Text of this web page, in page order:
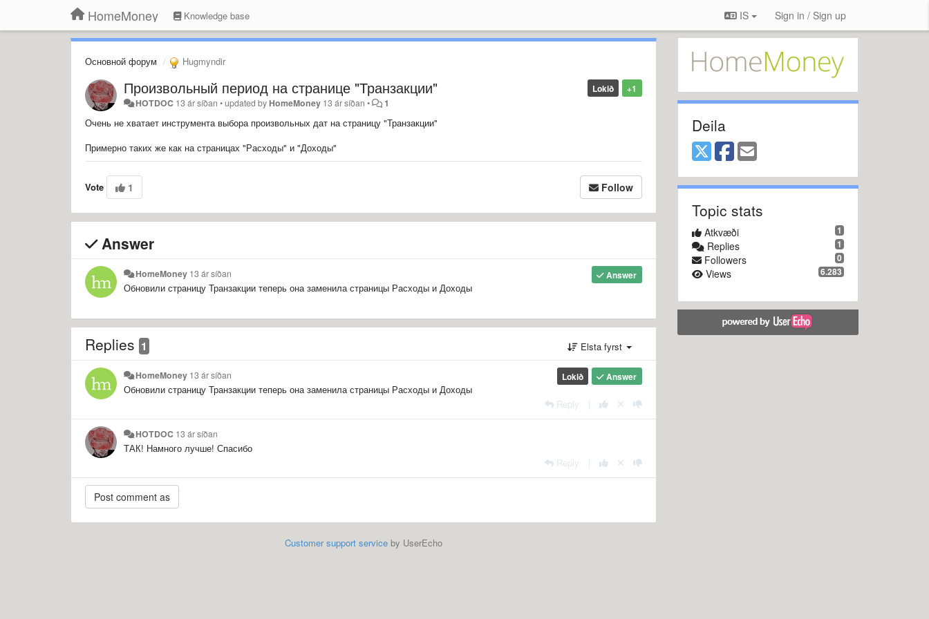
HomeMoney Knowledge base IS Sign in / Sign up
Основной форум Hugmyndir
+1
Lokið
Произвольный период на странице "Транзакции"
HOTDOC 13 ár síðan •updated by HomeMoney 13 ár síðan • 1
Очень не хватает инструмента выбора произвольных дат на страницу "Транзакции"
Примерно таких же как на страницах "Расходы" и "Доходы"
Vote 1 Follow
Answer
Answer
HomeMoney 13 ár síðan
Обновили страницу Транзакции теперь она заменила страницы Расходы и Доходы
Replies 1 Elsta fyrst
Answer
Lokið
HomeMoney 13 ár síðan
Обновили страницу Транзакции теперь она заменила страницы Расходы и Доходы
Reply
HOTDOC 13 ár síðan
ТАК! Намного лучше! Спасибо
Reply
Customer support serviceby UserEcho
Deila
Topic stats
1
Atkvæði
1
Replies
0
Followers
6.283
Views